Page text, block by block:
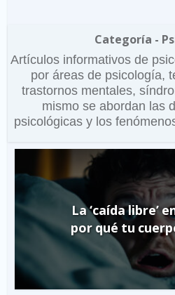
Categoría -
Artículos informativos de
por áreas de psicología,
trastornos mentales,
mismo se abordan las
psicológicas y los
La ‘caída libre’
por qué tu